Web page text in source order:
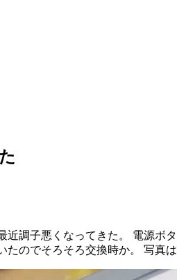
近調子悪くなってきた。 電源ボ
のでそろそろ交換時か。 写真は